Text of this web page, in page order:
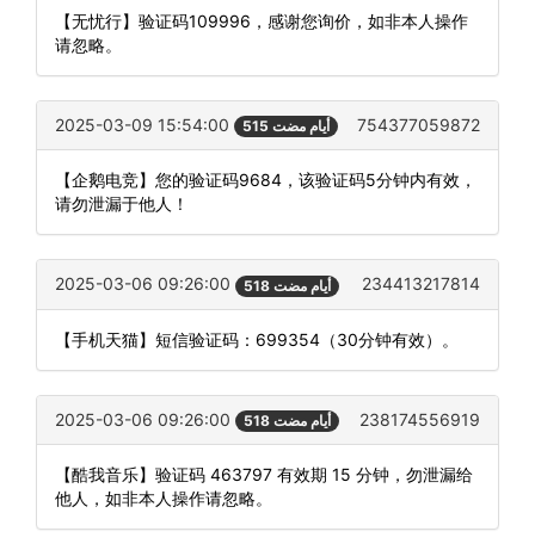
【无忧行】验证码109996，感谢您询价，如非本人操作
请忽略。
2025-03-09 15:54:00 515 أيام مضت 754377059872
【企鹅电竞】您的验证码9684，该验证码5分钟内有效，
请勿泄漏于他人！
2025-03-06 09:26:00 518 أيام مضت 234413217814
【手机天猫】短信验证码：699354（30分钟有效）。
2025-03-06 09:26:00 518 أيام مضت 238174556919
【酷我音乐】验证码 463797 有效期 15 分钟，勿泄漏给
他人，如非本人操作请忽略。